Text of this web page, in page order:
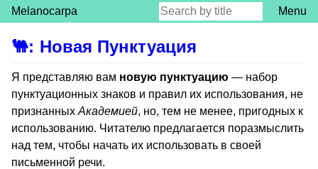
Melanocarpa Menu
🐫: Новая Пунктуация
Я представляю вам новую пунктуацию — набор
пунктуационных знаков и правил их использования, не
признанных Академией, но, тем не менее, пригодных к
использованию. Читателю предлагается поразмыслить
над тем, чтобы начать их использовать в своей
письменной речи.